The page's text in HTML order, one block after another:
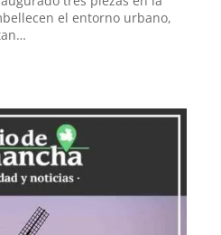
el entorno urbano,